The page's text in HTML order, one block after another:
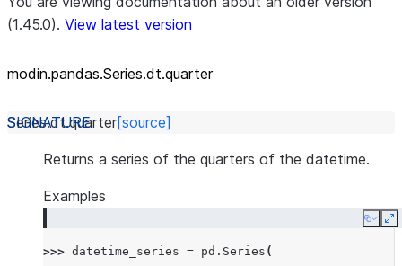
(1.45.0). View latest version
modin.pandas.Series.dt.quarter
Series.dt.quarter[source]
Returns a series of the quarters of the datetime.
Examples
Copy
>>> datetime_series = pd . Series (